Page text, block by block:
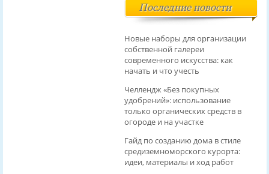
Последние новости
Новые наборы для организации
собственной галереи
современного искусства: как
начать и что учесть
Челлендж «Без покупных
удобрений»: использование
только органических средств в
огороде и на участке
Гайд по созданию дома в стиле
средиземноморского курорта:
идеи, материалы и ход работ